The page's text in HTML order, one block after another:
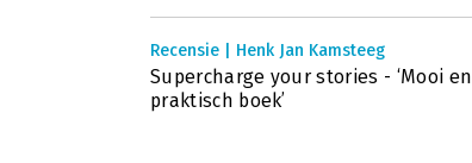
Recensie | Henk Jan Kamsteeg
Supercharge your stories - ‘Mooi en
praktisch boek’